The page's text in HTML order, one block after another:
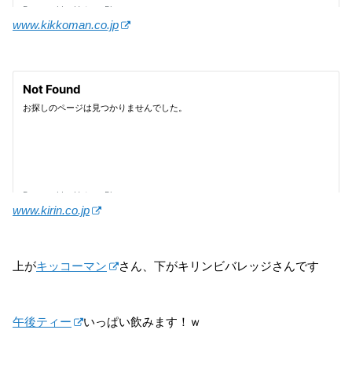
www.kikkoman.co.jp
www.kirin.co.jp
上がキッコーマン さん、下がキリンビバレッジさんです
午後ティー いっぱい飲みます！ｗ